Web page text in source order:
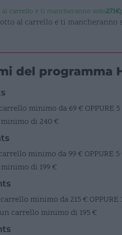
carrello e ti mancheranno solo271€
al carrello e ti mancheranno
del programma
minimo da 69 € OPPURE
di 240 €
minimo da 99 € OPPURE
di 199 €
minimo da 215 € OPPURE
carrello minimo di 195 €